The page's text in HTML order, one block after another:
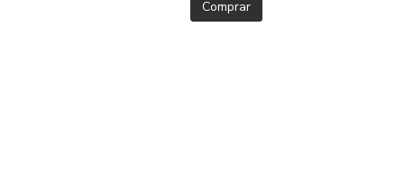
Comprar